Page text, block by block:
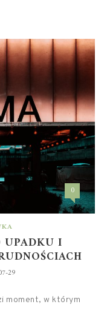
0
UPADKU I
29
moment, w którym